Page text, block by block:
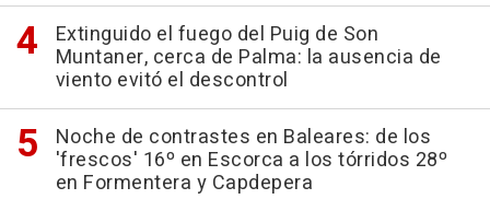
Extinguido el fuego del Puig de Son
Muntaner, cerca de Palma: la ausencia de
viento evitó el descontrol
Noche de contrastes en Baleares: de los
'frescos' 16º en Escorca a los tórridos 28º
en Formentera y Capdepera